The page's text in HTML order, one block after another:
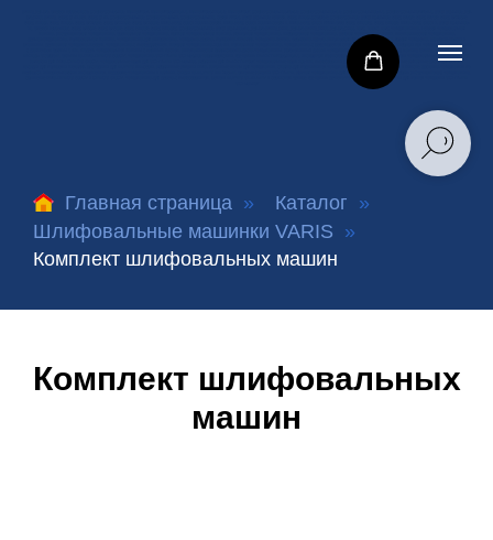
машина, эксцентриковая шлифмашина, орбитальная шлифмашина, прямая шлифовальная машина, ленточная шлифмашина, вибрационная шлифмашина, угловая шлифмашина УШМ, пневматическая шлифмашина,
дельташлифмашина, полировальная машина, шлифмашина для авторемонта, шлифовка дерева, полировка металла, шлифовка бетона, обработка кузова автомобиля, финишная шлифовка, грубая шлифовка, удаление краски и
ржавчины, деликатная шлифовка мебели, шлифмашина с пылеудалением, мощная шлифмашина 1500 Вт, компактная шлифмашина, шлифмашина с регулируемой скоростью, низкий уровень вибрации при шлифовке, шлифмашина
с диаметром орбиты 5 мм, модель шлифовальной машины с плавным пуском, автоматическая балансировка диска шлифмашины, эргономичный дизайн шлифмашинки, купить шлифовальную машину Grizzly, цена на RUPES
RX253A Scorpio E, отзывы на Mirka DEROS 650CV, шлифмашина SCHTAER SCH-03-150 характеристики, где купить MAXXT R7303-125-2.5, инструкция по эксплуатации Yokiji YKJ-1-150, ремонт шлифовальных машин RUPES,
запчасти для Mirka CEROS 325CV, шлифовальные круги для SCHTAER SCH-02-198, абразивы для MAXXT R7307, шлифовальные круги 150 мм, пылесборники для шлифмашин, шлифовальные алмазные диски для бетона,
насадки для полировки металла, расходники для RUPES BR-серии, абразивные липучки Mirka, защитные чехлы для шлифмашин, смазка для подшипников шлифмашин, шлифовальные машины в Минске, доставка шлифмашин по
Беларуси, интернет-магазин инструментов, недорогие шлифмашины в наличии, скидки на RUPES BR 106AE, оптовые закупки SCHTAER, лучшая шлифмашина для кузовного ремонта, как выбрать эксцентриковую шлифмашину,
сравнение Mirka DEROS 650CV и CEROS 325CV, шлифмашина для дерева с пылесборником, ремонт RUPES SL 42 AEV в сервисном центре, где купить дешево Yokiji KS-01-150, инструмент для тонкой шлифовки SCHTAER
Главная страница » Каталог »
Шлифовальные машинки VARIS »
Комплект шлифовальных машин
Комплект шлифовальных
машин